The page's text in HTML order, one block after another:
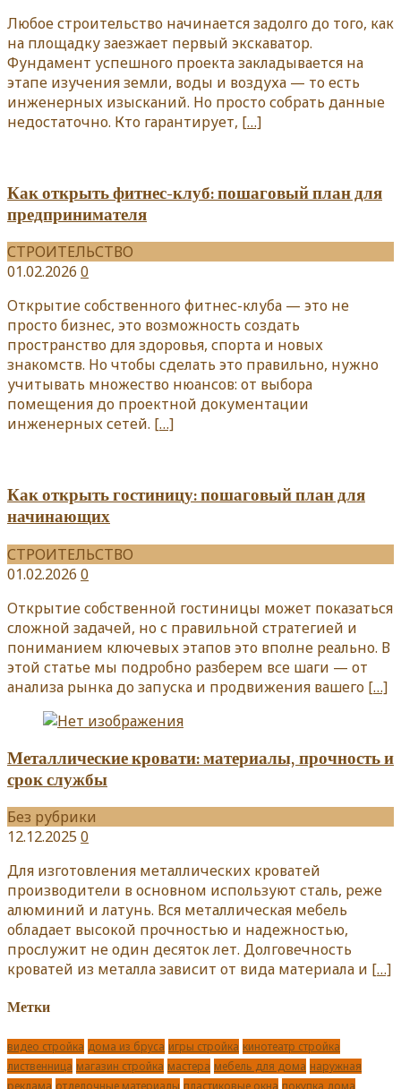
Любое строительство начинается задолго до того, как
на площадку заезжает первый экскаватор.
Фундамент успешного проекта закладывается на
этапе изучения земли, воды и воздуха — то есть
инженерных изысканий. Но просто собрать данные
недостаточно. Кто гарантирует, […]
Как открыть фитнес-клуб: пошаговый план для
предпринимателя
СТРОИТЕЛЬСТВО
01.02.2026 0
Открытие собственного фитнес-клуба — это не
просто бизнес, это возможность создать
пространство для здоровья, спорта и новых
знакомств. Но чтобы сделать это правильно, нужно
учитывать множество нюансов: от выбора
помещения до проектной документации
инженерных сетей. […]
Как открыть гостиницу: пошаговый план для
начинающих
СТРОИТЕЛЬСТВО
01.02.2026 0
Открытие собственной гостиницы может показаться
сложной задачей, но с правильной стратегией и
пониманием ключевых этапов это вполне реально. В
этой статье мы подробно разберем все шаги — от
анализа рынка до запуска и продвижения вашего […]
Металлические кровати: материалы, прочность и
срок службы
Без рубрики
12.12.2025 0
Для изготовления металлических кроватей
производители в основном используют сталь, реже
алюминий и латунь. Вся металлическая мебель
обладает высокой прочностью и надежностью,
прослужит не один десяток лет. Долговечность
кроватей из металла зависит от вида материала и […]
Метки
видео стройка дома из бруса игры стройка кинотеатр стройка
лиственница магазин стройка мастера мебель для дома наружная
реклама отделочные материалы пластиковые окна покупка дома